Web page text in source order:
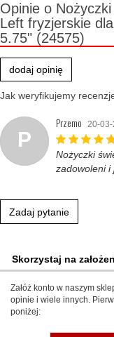
Opinie o
Left fryzjerskie
5.75" (24575)
dodaj opinię
Jak weryfikujemy
P
Przemo 20-
Nożyczki
zadowoleni i
Zadaj pytanie
Skorzystaj na
Załóż konto w naszym
opinie i wiele innych.
poniżej: